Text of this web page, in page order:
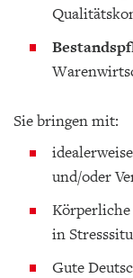
Sie bringen mit:
und/oder
in
Gute